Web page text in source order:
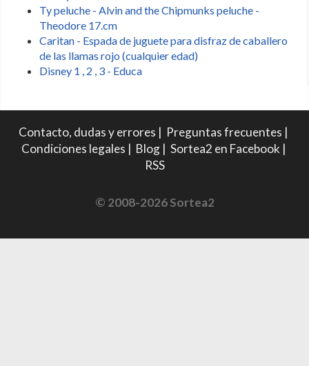
Ty peluche - Alvin and the Chipmunks peluche -
Theodore 17.cm
Caritan - Espada de juguete para disfraz de caballero
de las llamas rojo (cualquier edad)
Disney 1 , 2 , 3 - Educa
Contacto, dudas y errores | Preguntas frecuentes |
Condiciones legales | Blog| Sortea2 en Facebook |
RSS
© 2008-2026 Sortea2